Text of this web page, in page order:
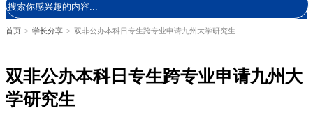
首页 > 学长分享 > 双非公办本科日专生跨专业申请九州大学研究生
双非公办本科日专生跨专业申请九州大
学研究生